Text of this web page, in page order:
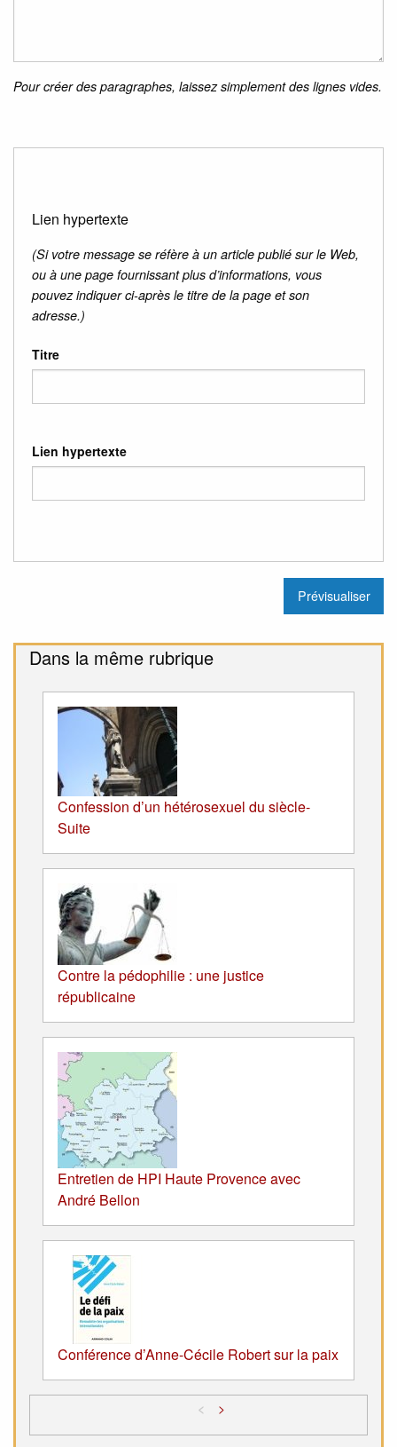
Pour créer des paragraphes, laissez simplement des lignes vides.
Lien hypertexte
(Si votre message se réfère à un article publié sur le Web,
ou à une page fournissant plus d’informations, vous
pouvez indiquer ci-après le titre de la page et son
adresse.)
Titre
Lien hypertexte
Dans la même rubrique
Confession d’un hétérosexuel du siècle-
Suite
Contre la pédophilie : une justice
républicaine
Entretien de HPI Haute Provence avec
André Bellon
Conférence d’Anne-Cécile Robert sur la paix
< >